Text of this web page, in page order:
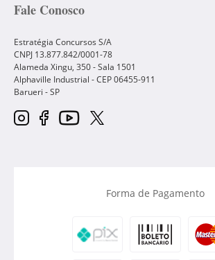
Fale Conosco
Estratégia Concursos S/A
CNPJ 13.877.842/0001-78
Alameda Xingu, 350 - Sala 1501
Alphaville Industrial - CEP06455-911
Barueri -SP
Forma de Pagamento